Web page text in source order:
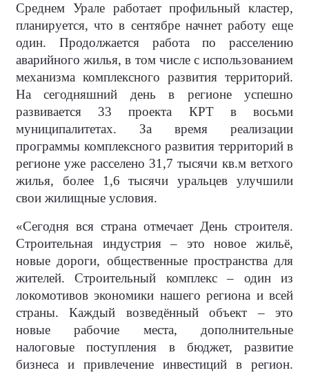
Среднем Урале работает профильный кластер,
планируется, что в сентябре начнет работу еще
один. Продолжается работа по расселению
аварийного жилья, в том числе с использованием
механизма комплексного развития территорий.
На сегодняшний день в регионе успешно
развивается 33 проекта КРТ в восьми
муниципалитетах. За время реализации
программы комплексного развития территорий в
регионе уже расселено 31,7 тысячи кв.м ветхого
жилья, более 1,6 тысячи уральцев улучшили
свои жилищные условия.
«Сегодня вся страна отмечает День строителя.
Строительная индустрия – это новое жильё,
новые дороги, общественные пространства для
жителей. Строительный комплекс – один из
локомотивов экономики нашего региона и всей
страны. Каждый возведённый объект – это
новые рабочие места, дополнительные
налоговые поступления в бюджет, развитие
бизнеса и привлечение инвестиций в регион.